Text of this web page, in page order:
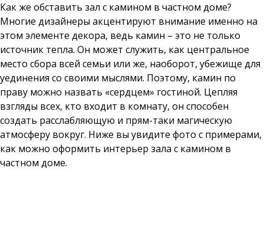
Как же обставить зал с камином в частном доме?
Многие дизайнеры акцентируют внимание именно на
этом элементе декора, ведь камин – это не только
источник тепла. Он может служить, как центральное
место сбора всей семьи или же, наоборот, убежище для
уединения со своими мыслями. Поэтому, камин по
праву можно назвать «сердцем» гостиной. Цепляя
взгляды всех, кто входит в комнату, он способен
создать расслабляющую и прям-таки магическую
атмосферу вокруг. Ниже вы увидите фото с примерами,
как можно оформить интерьер зала с камином в
частном доме.